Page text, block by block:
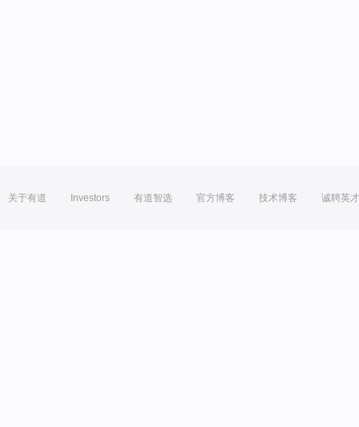
关于有道 Investors 有道智选 官方博客 技术博客 诚聘英才